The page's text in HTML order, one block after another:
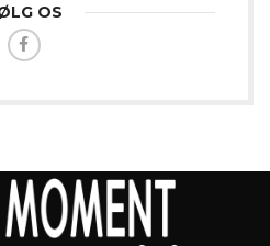
OS